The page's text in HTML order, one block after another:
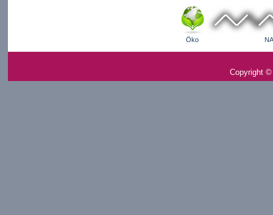
Öko
Copyright